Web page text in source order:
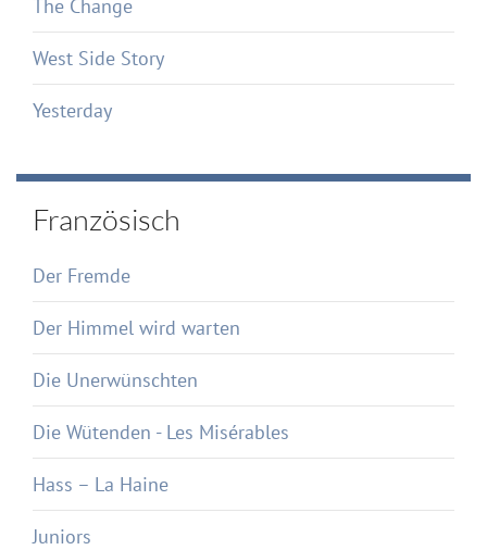
The Change
West Side Story
Yesterday
Französisch
Der Fremde
Der Himmel wird warten
Die Unerwünschten
Die Wütenden - Les Misérables
Hass – La Haine
Juniors